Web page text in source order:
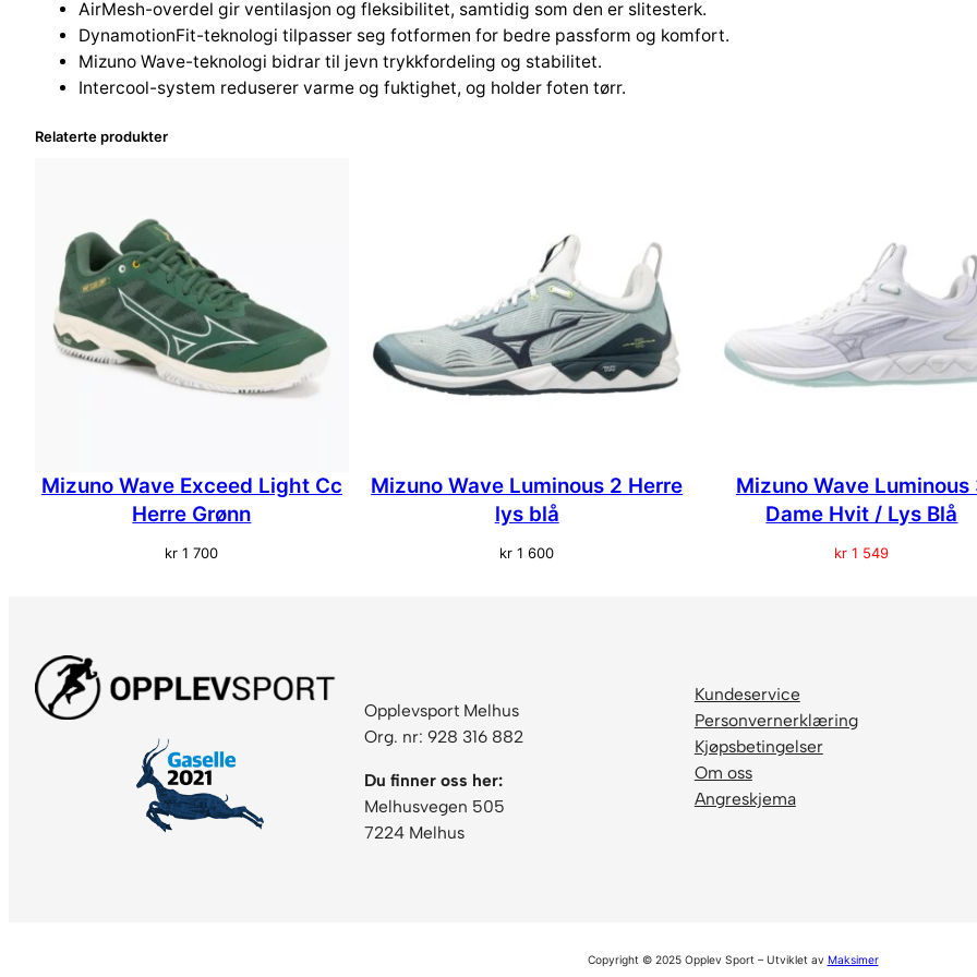
AirMesh-overdel gir ventilasjon og fleksibilitet, samtidig som den er slitesterk.
DynamotionFit-teknologi tilpasser seg fotformen for bedre passform og komfort.
Mizuno Wave-teknologi bidrar til jevn trykkfordeling og stabilitet.
Intercool-system reduserer varme og fuktighet, og holder foten tørr.
Relaterte produkter
Mizuno Wave Exceed Light Cc
Herre Grønn
kr 1 700
Mizuno Wave Luminous 2 Herre
lys blå
kr 1 600
Mizuno Wave Luminous
Dame Hvit / Lys Blå
kr 1 549
Opplevsport Melhus
Org. nr: 928 316 882
Du finner oss her:
Melhusvegen 505
7224 Melhus
Kundeservice
Personvernerklæring
Kjøpsbetingelser
Om oss
Angreskjema
Copyright © 2025 Opplev Sport – Utviklet av Maksimer